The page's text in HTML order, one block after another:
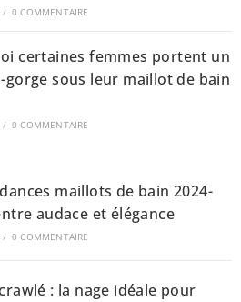
/ 0 COMMENTAIRE
certaines femmes portent un
gorge sous leur maillot de bain
/ 0 COMMENTAIRE
maillots de bain 2024-
audace et élégance
/ 0 COMMENTAIRE
: la nage idéale pour